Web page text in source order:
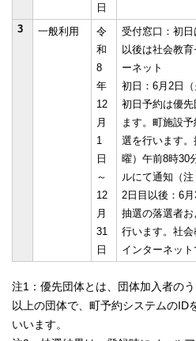
日
3
一般利用
令
和
8
年
12
月
1
日
～
12
月
31
日
受付窓口：初
以後は社会教
ーネット
初日：6月2日
初日予約は優
ます。町施設
選を行います
曜）午前8時30
ルにて通知（注
2日目以後：6
抽選の落選者
行います。社
インターネット
注1：優先団体とは、団体加入者の
以上の団体で、町予約システムのID
いいます。